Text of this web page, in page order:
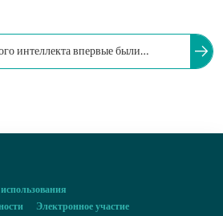
интеллекта впервые были
Электронное участие